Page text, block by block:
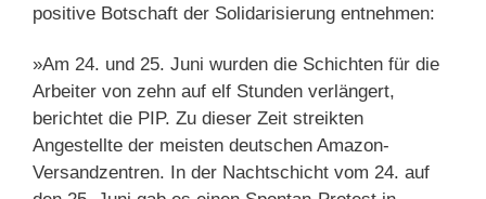
positive Botschaft der Solidarisierung entnehmen:
»Am 24. und 25. Juni wurden die Schichten für die
Arbeiter von zehn auf elf Stunden verlängert,
berichtet die PIP. Zu dieser Zeit streikten
Angestellte der meisten deutschen Amazon-
Versandzentren. In der Nachtschicht vom 24. auf